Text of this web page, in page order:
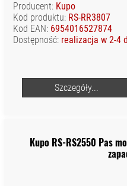
Producent: Kupo
Kod produktu: RS-RR3807
Kod EAN: 6954016527874
Dostępność: realizacja w 2-4
Szczegóły...
Kupo RS-RS2550 Pas